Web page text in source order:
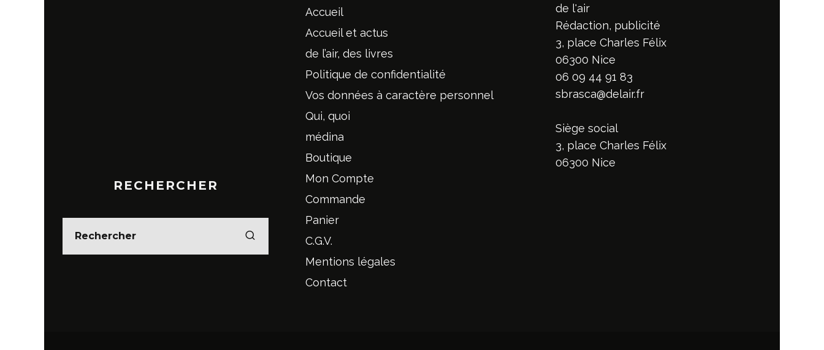
RECHERCHER
Accueil
Accueil et actus
de l’air, des livres
Politique de confidentialité
Vos données à caractère personnel
Qui, quoi
médina
Boutique
Mon Compte
Commande
Panier
C.G.V.
Mentions légales
Contact
de l'air
Rédaction, publicité
3, place Charles Félix
06300 Nice
06 09 44 91 83
sbrasca@delair.fr
Siège social
3, place Charles Félix
06300 Nice